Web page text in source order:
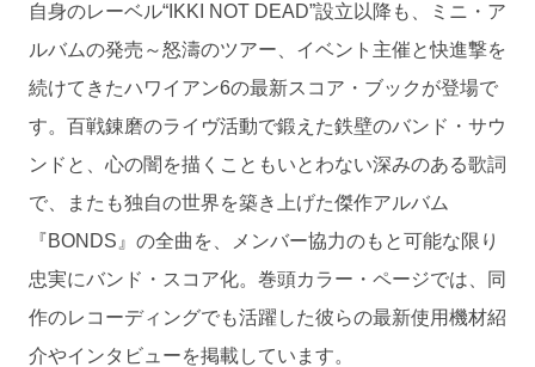
自身のレーベル“IKKI NOT DEAD”設立以降も、ミニ・ア
ルバムの発売～怒濤のツアー、イベント主催と快進撃を
続けてきたハワイアン6の最新スコア・ブックが登場で
す。百戦錬磨のライヴ活動で鍛えた鉄壁のバンド・サウ
ンドと、心の闇を描くこともいとわない深みのある歌詞
で、またも独自の世界を築き上げた傑作アルバム
『BONDS』の全曲を、メンバー協力のもと可能な限り
忠実にバンド・スコア化。巻頭カラー・ページでは、同
作のレコーディングでも活躍した彼らの最新使用機材紹
介やインタビューを掲載しています。